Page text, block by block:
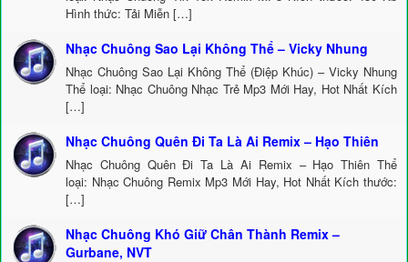
Hình thức: Tải Miễn […]
Nhạc Chuông Sao Lại Không Thể – Vicky Nhung
Nhạc Chuông Sao Lại Không Thể (Điệp Khúc) – Vicky Nhung
Thể loại: Nhạc Chuông Nhạc Trẻ Mp3 Mới Hay, Hot Nhất Kích
[…]
Nhạc Chuông Quên Đi Ta Là Ai Remix – Hạo Thiên
Nhạc Chuông Quên Đi Ta Là Ai Remix – Hạo Thiên Thể
loại: Nhạc Chuông Remix Mp3 Mới Hay, Hot Nhất Kích thước:
[…]
Nhạc Chuông Khó Giữ Chân Thành Remix –
Gurbane, NVT